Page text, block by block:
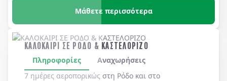
Μάθετε περισσότερα
ΚΑΛΟΚΑΙΡΙ ΣΕ ΡΟΔΟ & ΚΑΣΤΕΛΟΡΙΖΟ
Πληροφορίες
Αναχωρήσεις
7 ημέρες αεροπορικώς στη Ρόδο και στο